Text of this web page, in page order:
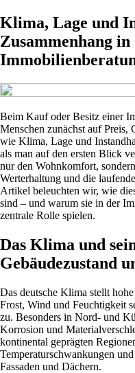
Klima, Lage und
Zusammenhang in
Beim Kauf oder Besitz einer
Menschen zunächst auf Preis,
wie Klima, Lage und
als man auf den ersten Blick
nur den Wohnkomfort,
Werterhaltung und die
Artikel beleuchten wir, wie
sind – und warum sie in der
zentrale Rolle spielen.
Das Klima und
Gebäudezustand
Das deutsche Klima stellt
Frost, Wind und Feuchtigkeit
zu. Besonders in Nord- und
Korrosion und
kontinental geprägten
Temperaturschwankungen
Fassaden und Dächern.